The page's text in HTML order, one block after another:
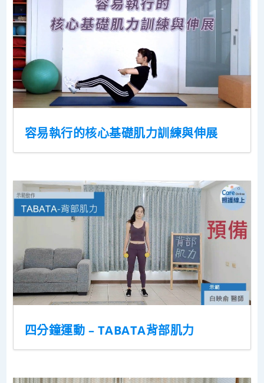
容易執行的核心基礎肌力訓練與伸展
四分鐘運動 – TABATA背部肌力